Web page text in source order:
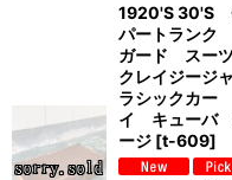
1920'S 30'S
パートランク
ガード スー
クレイジージ
ラシックカー
イ キューバ
ージ [t-609]